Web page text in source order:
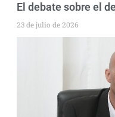
El debate sobre el
23 de julio de 2026